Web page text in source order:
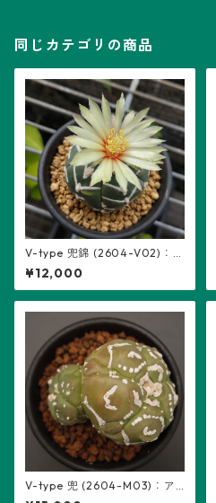
同じカテゴリの商品
V-type 兜錦 (2604-V02)：
アストロフィツム属 ※実生
¥12,000
V-type 兜 (2604-M03)：ア
ストロフィツム属 ※実生、2頭